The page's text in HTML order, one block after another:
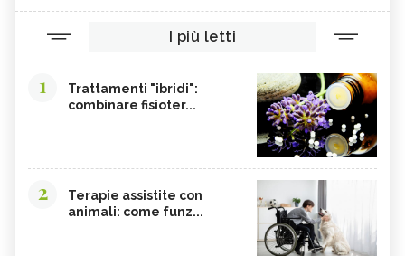
I più letti
1
Trattamenti "ibridi":
combinare fisioter...
2
Terapie assistite con
animali: come funz...